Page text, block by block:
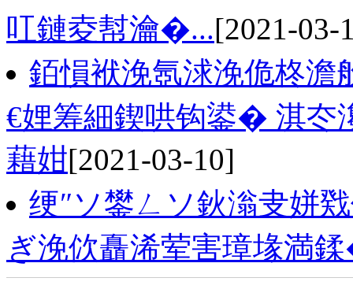
叿鏈夌幇瀹�...[2021-03-
銆愪袱浼氬浗浼佹柊澹
€娌筹細鍥哄钩鍙� 淇冭
藉姏[2021-03-10]
绠″ソ鐢ㄥソ鈥滃叏姘
ぎ浼佽矗浠荤害璋堟満